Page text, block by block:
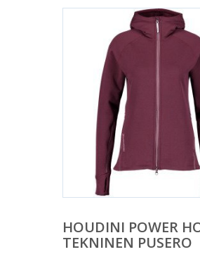
HOUDINI POWER
TEKNINEN PUSERO